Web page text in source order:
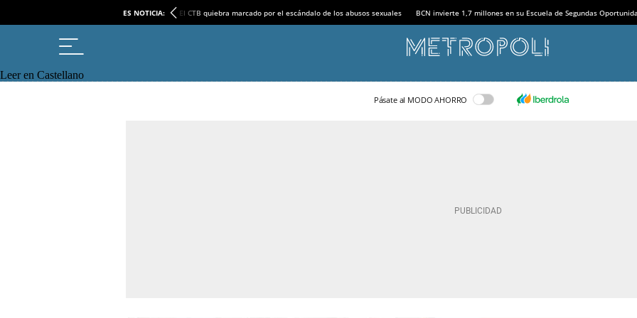
ES NOTICIA: El CTB quiebra marcado por el escándalo de los abusos sexuales BCN invierte 1,7 millones en su Escuela de Segundas
Leer en Castellano
Pásate al MODO AHORRO